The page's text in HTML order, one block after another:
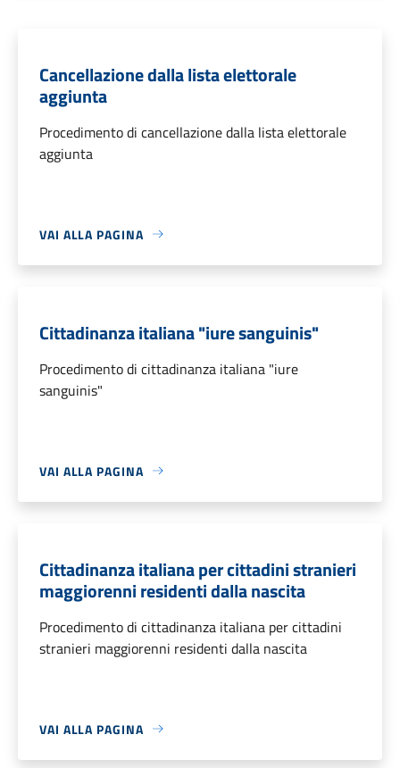
Cancellazione dalla lista elettorale
aggiunta
Procedimento di cancellazione dalla lista elettorale
aggiunta
VAI ALLA PAGINA
Cittadinanza italiana "iure sanguinis"
Procedimento di cittadinanza italiana "iure
sanguinis"
VAI ALLA PAGINA
Cittadinanza italiana per cittadini stranieri
maggiorenni residenti dalla nascita
Procedimento di cittadinanza italiana per cittadini
stranieri maggiorenni residenti dalla nascita
VAI ALLA PAGINA